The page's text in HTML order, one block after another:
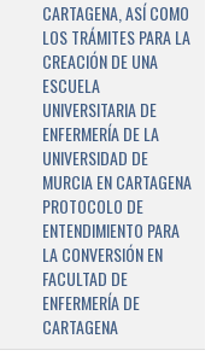
CARTAGENA, ASÍ COMO
LOS TRÁMITES PARA LA
CREACIÓN DE UNA
ESCUELA
UNIVERSITARIA DE
ENFERMERÍA DE LA
UNIVERSIDAD DE
MURCIA EN CARTAGENA
PROTOCOLO DE
ENTENDIMIENTO PARA
LA CONVERSIÓN EN
FACULTAD DE
ENFERMERÍA DE
CARTAGENA